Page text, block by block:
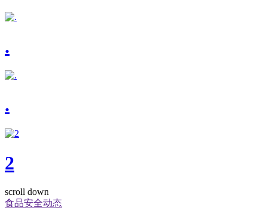
.
.
2
scroll down
食品安全动态